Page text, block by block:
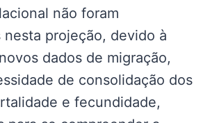
não foram
nesta projeção, devido à
dados de migração,
de consolidação dos
e fecundidade,